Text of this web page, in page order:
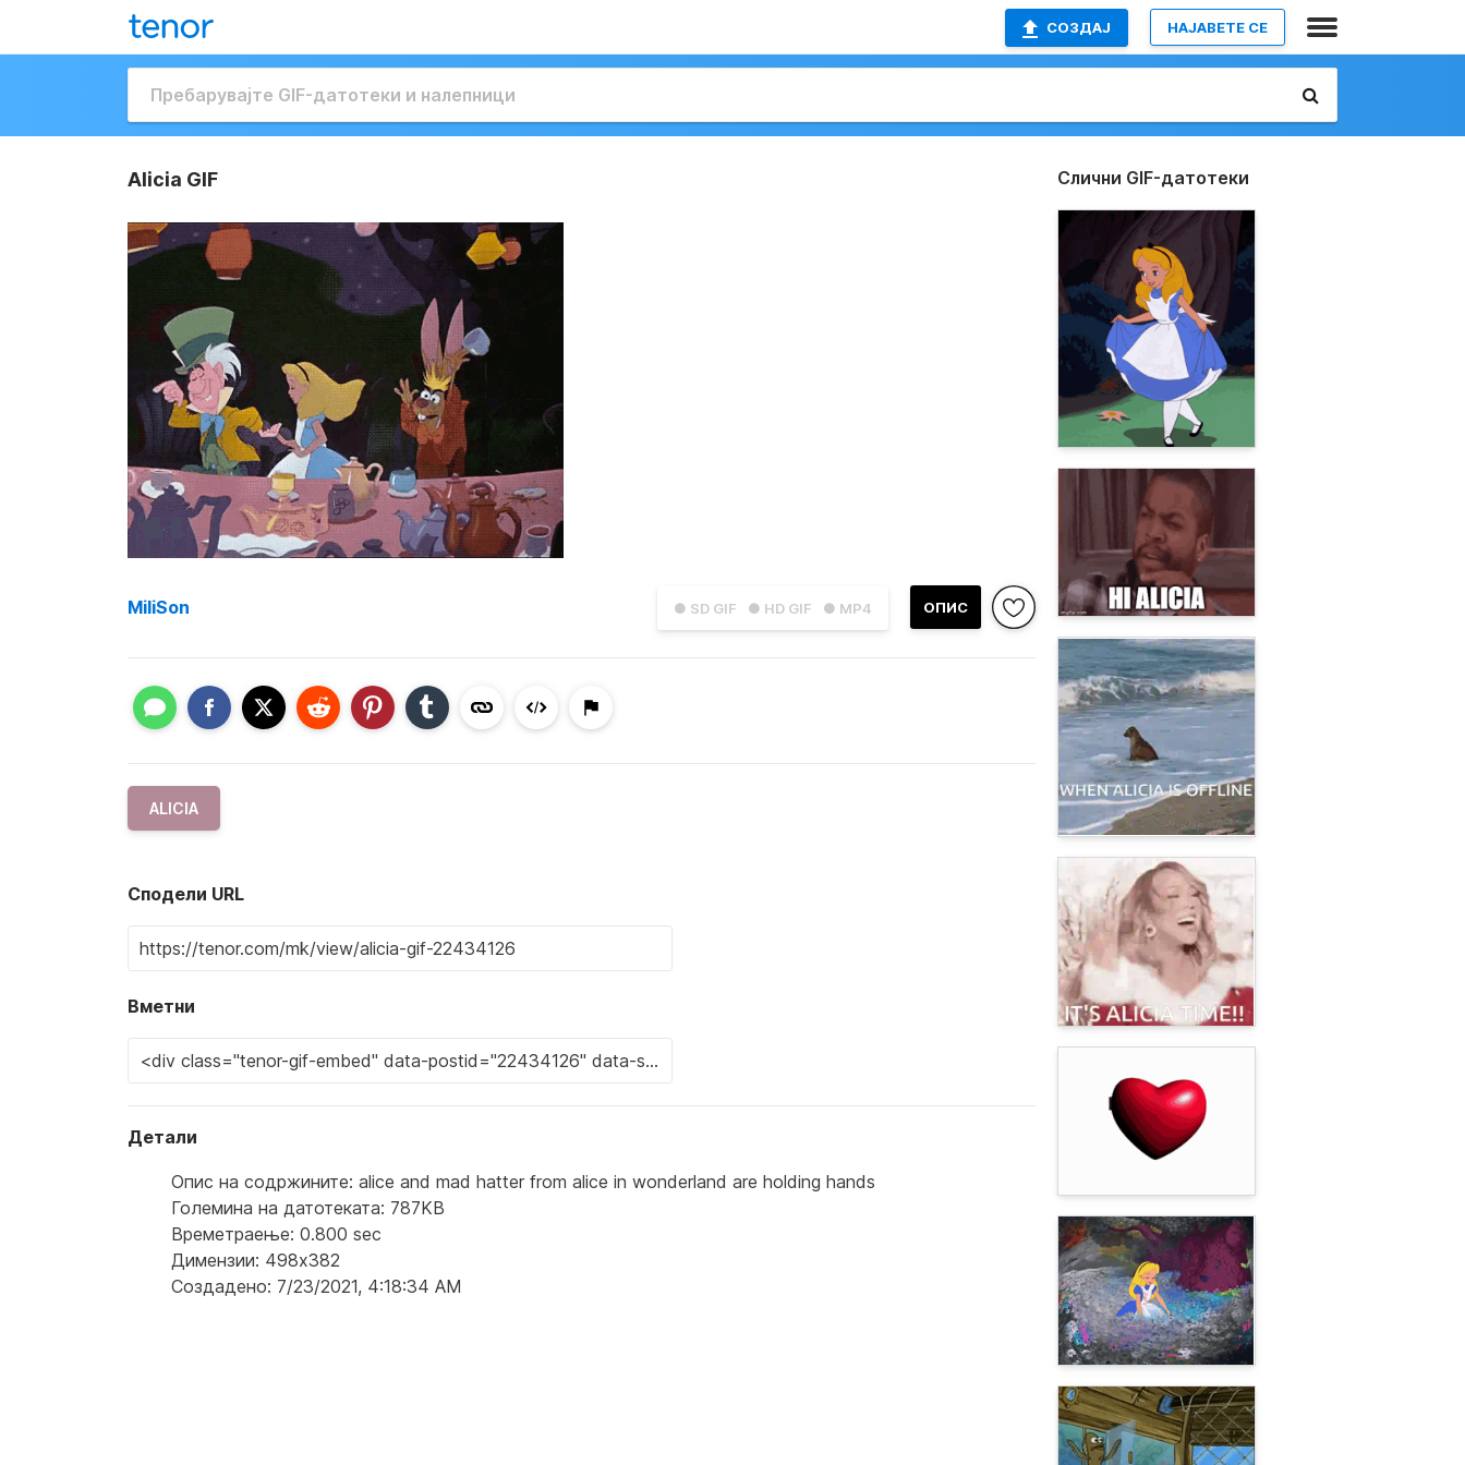
СОЗДАЈ НАЈАВETE СЕ
Alicia GIF
● SD GIF ● HD GIF ● MP4 ОПИС
MiliSon
ALICIA
Сподели URL
Вметни
Детали
Опис на содржините: alice and mad hatter from alice in wonderland are holding hands
Големина на датотеката: 787KB
Времетраење: 0.800 sec
Димензии: 498x382
Создадено: 7/23/2021, 4:18:34 AM
Слични GIF-датотеки